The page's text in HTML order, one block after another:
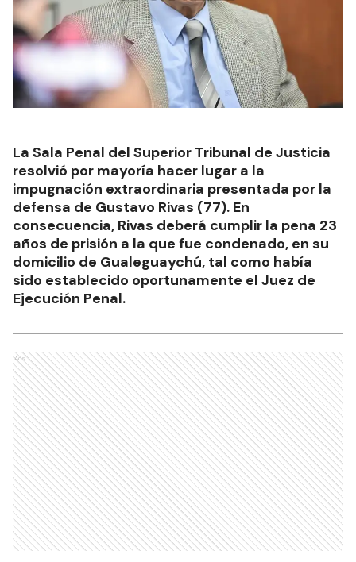
La Sala Penal del Superior Tribunal de Justicia
resolvió por mayoría hacer lugar a la
impugnación extraordinaria presentada por la
defensa de Gustavo Rivas (77). En
consecuencia, Rivas deberá cumplir la pena 23
años de prisión a la que fue condenado, en su
domicilio de Gualeguaychú, tal como había
sido establecido oportunamente el Juez de
Ejecución Penal.
Ads